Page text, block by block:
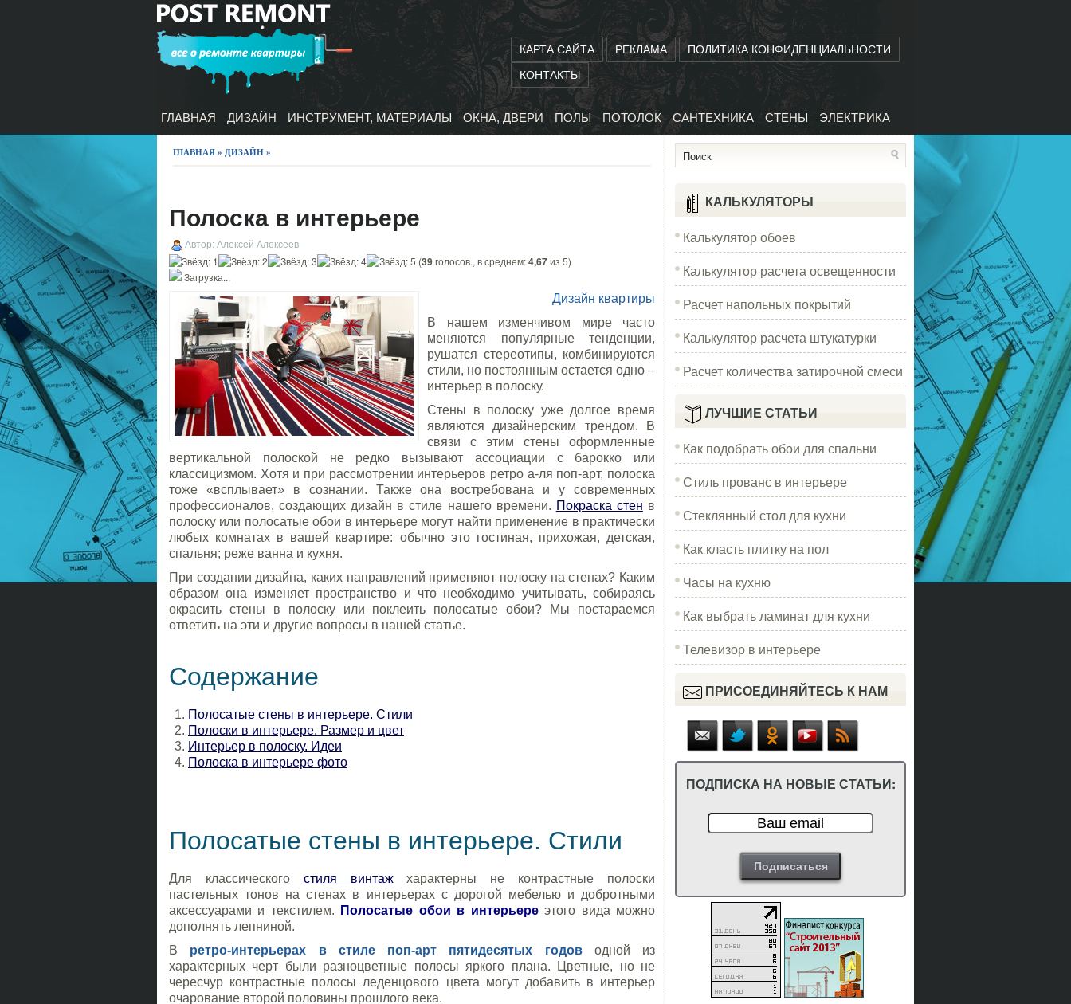
КАРТА САЙТА РЕКЛАМА
ПОЛИТИКА КОНФИДЕНЦИАЛЬНОСТИ
КОНТАКТЫ
ГЛАВНАЯ ДИЗАЙН ИНСТРУМЕНТ, МАТЕРИАЛЫ ОКНА, ДВЕРИ ПОЛЫ ПОТОЛОК САНТЕХНИКА СТЕНЫ ЭЛЕКТРИКА
ГЛАВНАЯ » ДИЗАЙН »
Полоска в интерьере
Автор: Алексей Алексеев
(39голосов., в среднем:4,67из 5)
Загрузка...
Дизайн квартиры
В нашем изменчивом мире часто
меняются популярные тенденции,
рушатся стереотипы, комбинируются
стили, но постоянным остается одно –
интерьер в полоску.
Стены в полоску уже долгое время
являются дизайнерским трендом. В
связи с этим стены оформленные
вертикальной полоской не редко вызывают ассоциации с барокко или
классицизмом. Хотя и при рассмотрении интерьеров ретро а-ля поп-арт, полоска
тоже «всплывает» в сознании. Также она востребована и у современных
профессионалов, создающих дизайн в стиле нашего времени. Покраска стен в
полоску или полосатые обои в интерьере могут найти применение в практически
любых комнатах в вашей квартире: обычно это гостиная, прихожая, детская,
спальня; реже ванна и кухня.
При создании дизайна, каких направлений применяют полоску на стенах? Каким
образом она изменяет пространство и что необходимо учитывать, собираясь
окрасить стены в полоску или поклеить полосатые обои? Мы постараемся
ответить на эти и другие вопросы в нашей статье.
Содержание
Полосатые стены в интерьере. Стили
Полоски в интерьере. Размер и цвет
Интерьер в полоску. Идеи
Полоска в интерьере фото
Полосатые стены в интерьере. Стили
Для классического стиля винтажхарактерны не контрастные полоски
пастельных тонов на стенах в интерьерах с дорогой мебелью и добротными
аксессуарами и текстилем.
Полосатые обои в интерьереэтого вида можно
дополнять лепниной.
В ретро-интерьерах в стиле поп-арт пятидесятых годоводной из
характерных черт были разноцветные полосы яркого плана. Цветные, но не
чересчур контрастные полосы леденцового цвета могут добавить в интерьер
очарование второй половины прошлого века.
КАЛЬКУЛЯТОРЫ
Калькулятор обоев
Калькулятор расчета освещенности
Расчет напольных покрытий
Калькулятор расчета штукатурки
Расчет количества затирочной смеси
ЛУЧШИЕ СТАТЬИ
Как подобрать обои для спальни
Стиль прованс в интерьере
Стеклянный стол для кухни
Как класть плитку на пол
Часы на кухню
Как выбрать ламинат для кухни
Телевизор в интерьере
ПРИСОЕДИНЯЙТЕСЬ К НАМ
ПОДПИСКА НА НОВЫЕ СТАТЬИ: